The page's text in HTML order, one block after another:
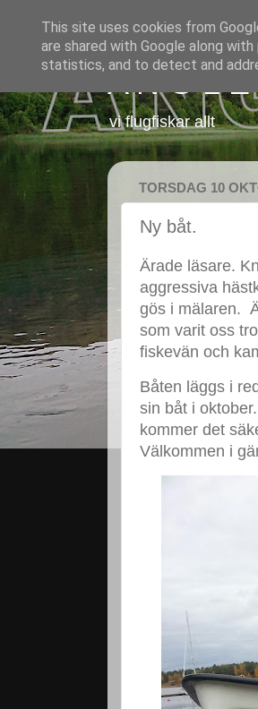
A N G L
vi flugfiskar allt
TORSDAG 10
Ny båt.
Ärade läsare.
aggressiva
gös i mälaren.
som varit oss
fiskevän och
Båten läggs i
sin båt i
kommer det
Välkommen i
This site uses cookies from
are shared with Google along
statistics, and to detect and